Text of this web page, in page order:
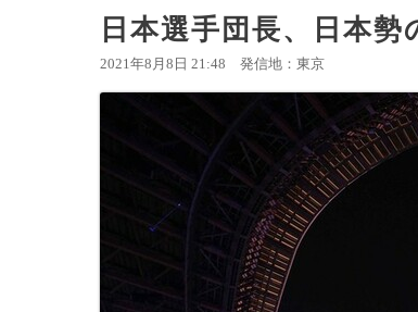
日本選手団長、日本
2021年8月8日 21:48 発信地：東京